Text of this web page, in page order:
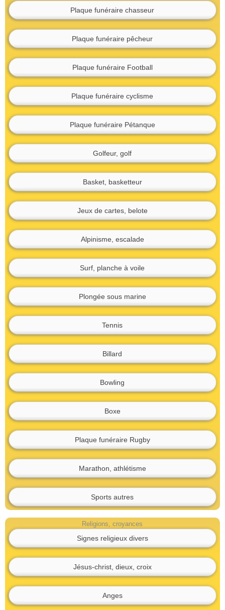
Plaque funéraire chasseur
Plaque funéraire pêcheur
Plaque funéraire Football
Plaque funéraire cyclisme
Plaque funéraire Pétanque
Golfeur, golf
Basket, basketteur
Jeux de cartes, belote
Alpinisme, escalade
Surf, planche à voile
Plongée sous marine
Tennis
Billard
Bowling
Boxe
Plaque funéraire Rugby
Marathon, athlétisme
Sports autres
Religions, croyances
Signes religieux divers
Jésus-christ, dieux, croix
Anges